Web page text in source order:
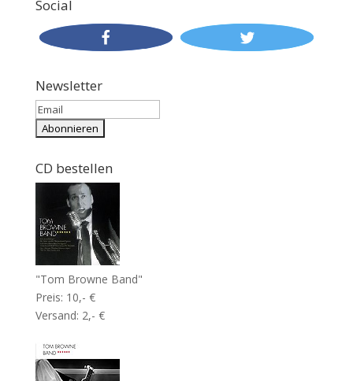
Social
Newsletter
CD bestellen
"Tom Browne Band"
Preis: 10,- €
Versand: 2,- €